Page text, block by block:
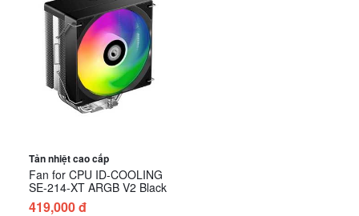
Tản nhiệt cao cấp
Fan for CPU ID-COOLING
SE-214-XT ARGB V2 Black
419,000 đ